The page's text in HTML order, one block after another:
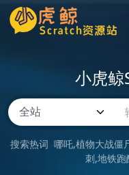
小虎
搜索热词 哪吒 植物大战僵
刺 地铁跑